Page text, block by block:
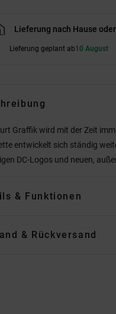
Lieferung nach Hause
Lieferung geplant ab10 August
Graffik wird mit der Zeit
entwickelt sich ständig
DC-Logos und neuen,
& Funktionen
& Rückversand